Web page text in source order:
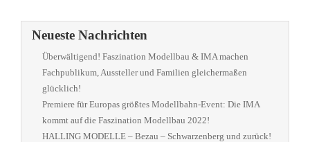
Neueste Nachrichten
Überwältigend! Faszination Modellbau & IMA machen
Fachpublikum, Aussteller und Familien gleichermaßen
glücklich!
Premiere für Europas größtes Modellbahn-Event: Die IMA
kommt auf die Faszination Modellbau 2022!
HALLING MODELLE – Bezau – Schwarzenberg und zurück!